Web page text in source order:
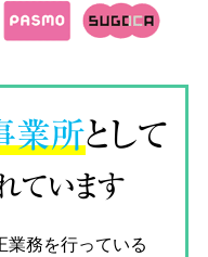
業所として
ています
業務を行っている